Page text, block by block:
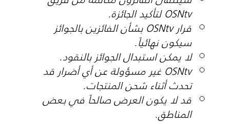
OSNtv لتأكيد الجائزة.
قرار OSNtv بشأن الفائزين بالجوائز
سيكون نهائياً.
لا يمكن استبدال الجوائز بالنقود.
OSNtv غير مسؤولة عن أي أضرار قد
تحدث أثناء شحن المنتجات.
قد لا يكون العرض صالحاً في بعض
المناطق.